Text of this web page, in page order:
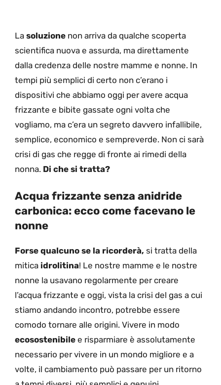
La soluzione non arriva da qualche scoperta
scientifica nuova e assurda, ma direttamente
dalla credenza delle nostre mamme e nonne. In
tempi più semplici di certo non c’erano i
dispositivi che abbiamo oggi per avere acqua
frizzante e bibite gassate ogni volta che
vogliamo, ma c’era un segreto davvero infallibile,
semplice, economico e sempreverde. Non ci sarà
crisi di gas che regge di fronte ai rimedi della
nonna. Di che si tratta?
Acqua frizzante senza anidride
carbonica: ecco come facevano le
nonne
Forse qualcuno se la ricorderà, si tratta della
mitica idrolitina! Le nostre mamme e le nostre
nonne la usavano regolarmente per creare
l’acqua frizzante e oggi, vista la crisi del gas a cui
stiamo andando incontro, potrebbe essere
comodo tornare alle origini. Vivere in modo
ecosostenibile e risparmiare è assolutamente
necessario per vivere in un mondo migliore e a
volte, il cambiamento può passare per un ritorno